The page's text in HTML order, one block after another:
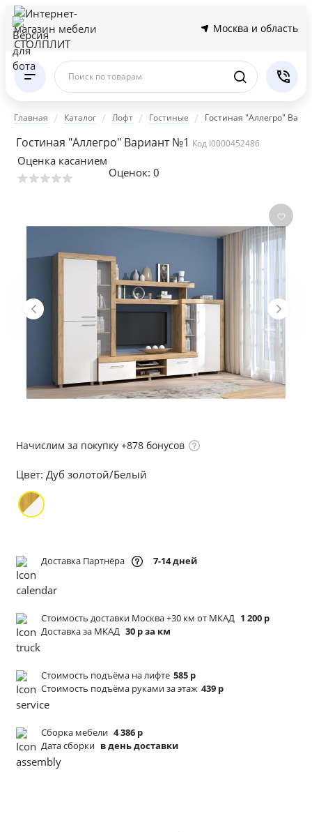
Москва и область
Поиск по товарам
Главная Каталог Лофт Гостиные Гостиная "Аллегро"
Гостиная "Аллегро" Вариант №1 Код I0000452486
Оценка касанием
Оценок: 0
Начислим за покупку +878 бонусов
Цвет: Дуб золотой/Белый
Доставка Партнёра 7-14 дней
Стоимость доставки Москва +30 км от МКАД 1 200 р
Доставка за МКАД 30 р за км
Стоимость подъёма на лифте 585 р
Стоимость подъёма руками за этаж 439 р
Сборка мебели 4 386 р
Дата сборки в день доставки